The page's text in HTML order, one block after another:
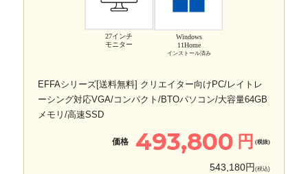
27インチ
モニター
Windows
11Home
インストール済み
EFFAシリーズ[送料無料] クリエイター向けPC/レイトレ
ーシング対応VGA/コンパクト/BTOパソコン/大容量64GB
メモリ/高速SSD
価格 493,800 円 (税抜)
543,180円 (税込)